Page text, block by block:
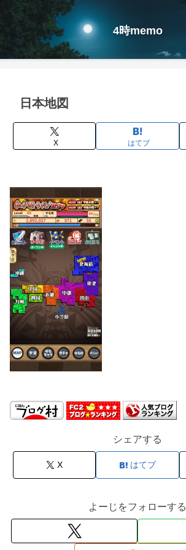
4時memo
日本地図
X はてブ
シェアする
X はてブ
よーじをフォローする